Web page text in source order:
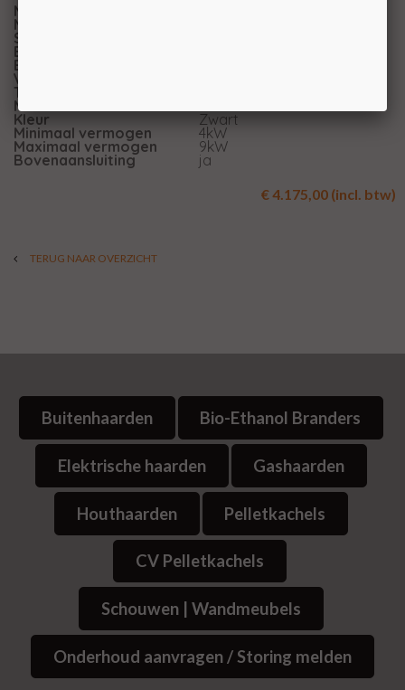
Merk
Model
Serie
Brandstof
Energie-efficiëntieklasse
Vuurzicht
Type kachel
Materiaal
Kleur Zwart
Minimaal vermogen 4kW
Maximaal vermogen 9kW
Bovenaansluiting ja
€ 4.175,00 (incl. btw)
TERUG NAAR OVERZICHT
Buitenhaarden Bio-Ethanol Branders
Elektrische haarden Gashaarden
Houthaarden Pelletkachels
CV Pelletkachels
Schouwen | Wandmeubels
Onderhoud aanvragen / Storing melden